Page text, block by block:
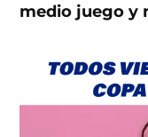
medio juego y